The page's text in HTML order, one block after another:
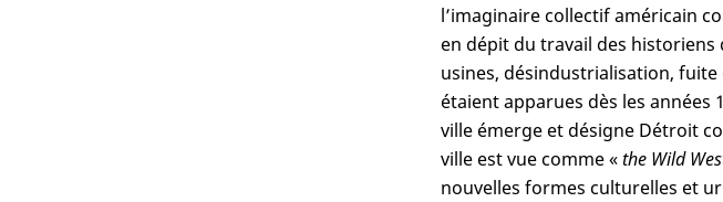
l’imaginaire collectif américain
en dépit du travail des
usines, désindustrialisation, fuite
étaient apparues dès les années
ville émerge et désigne Détroit
ville est vue comme «the Wild
nouvelles formes culturelles et